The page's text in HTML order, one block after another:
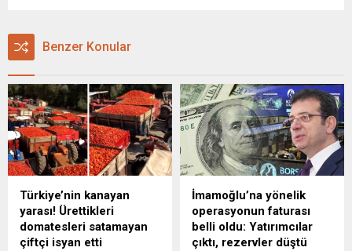
Benzer Konular
Türkiye’nin kanayan
yarası! Ürettikleri
domatesleri satamayan
çiftçi isyan etti
İmamoğlu’na yönelik
operasyonun faturası
belli oldu: Yatırımcılar
çıktı, rezervler düştü